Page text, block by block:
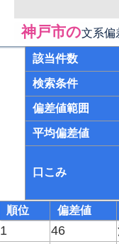
神戸市の文系偏
該当件数
検索条件
偏差値範囲
平均偏差値
口こみ
順位 偏差値
1 46